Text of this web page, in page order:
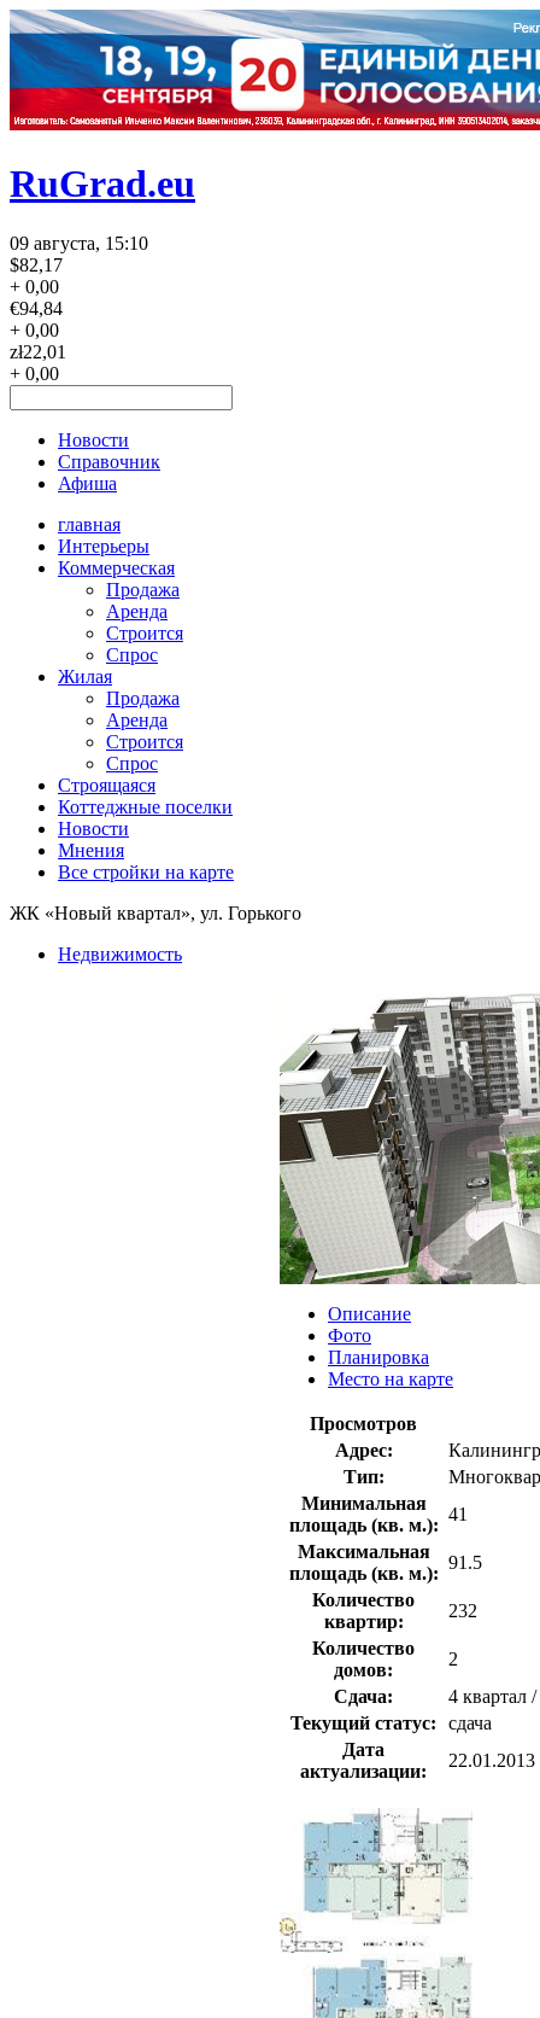
RuGrad.eu
09 августа, 15:10
$82,17
+ 0,00
€94,84
+ 0,00
zł22,01
+ 0,00
Новости
Справочник
Афиша
главная
Интерьеры
Коммерческая
Продажа
Аренда
Строится
Спрос
Жилая
Продажа
Аренда
Строится
Спрос
Строящаяся
Коттеджные поселки
Новости
Мнения
Все стройки на карте
ЖК «Новый квартал», ул. Горького
Недвижимость
Описание
Фото
Планировка
Место на карте
Просмотров
Адрес:
Тип:
Минимальная
площадь (кв. м.):
41
Максимальная
площадь (кв. м.):
91.5
Количество
квартир:
232
Количество
домов:
2
Сдача:
4 квартал
Текущий статус:
сдача
Дата
актуализации:
22.01.2013